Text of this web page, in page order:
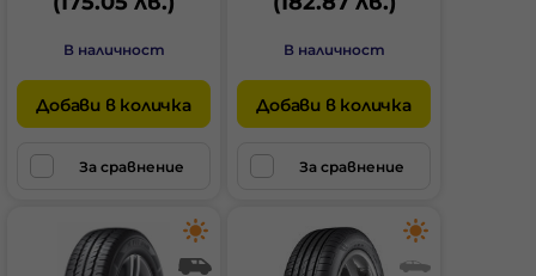
В наличност
Добави в количка
За сравнение
В наличност
Добави в количка
За сравнение